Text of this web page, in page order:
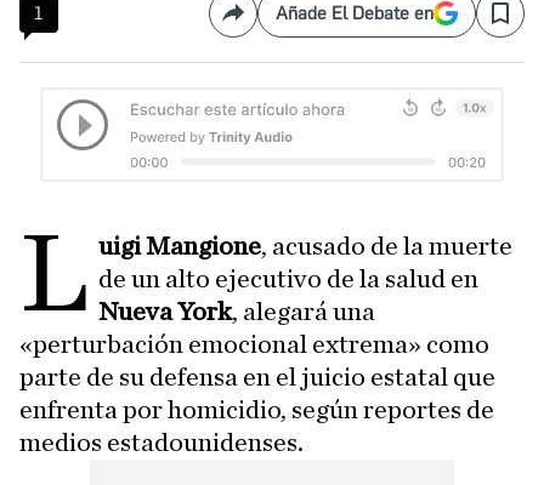
1 CompartirAñade El Debate en Save
L uigi Mangione, acusado de la muerte
de un alto ejecutivo de la salud en
Nueva York, alegará una
«perturbación emocional extrema» como
parte de su defensa en el juicio estatal que
enfrenta por homicidio, según reportes de
medios estadounidenses.